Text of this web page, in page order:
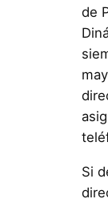
de
Si